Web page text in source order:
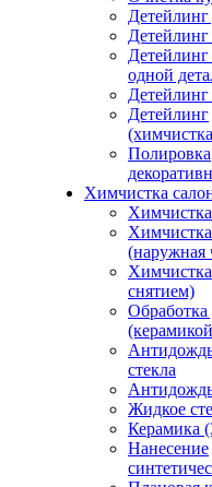
Детейлинг
одной
Детейлинг
Полировка
Химчистка
(наружная
снятием)
Обработка
стекла
Жидкое
Керамика
Нанесение